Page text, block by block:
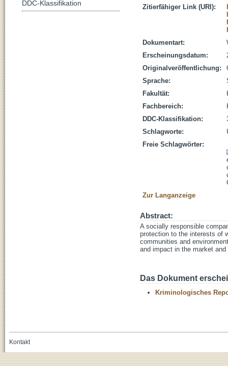
Zitierfähiger Link (URI):
Dokumentart:
Erscheinungsdatum:
Originalveröffentlichung:
Sprache:
Fakultät:
Fachbereich:
DDC-Klassifikation:
Schlagworte:
Freie Schlagwörter:
Zur Langanzeige
Abstract:
A socially responsible
protection to the interests of
communities and
and impact in the market
Das Dokument
Kriminologisches
DDC-Klassifikation
Kontakt